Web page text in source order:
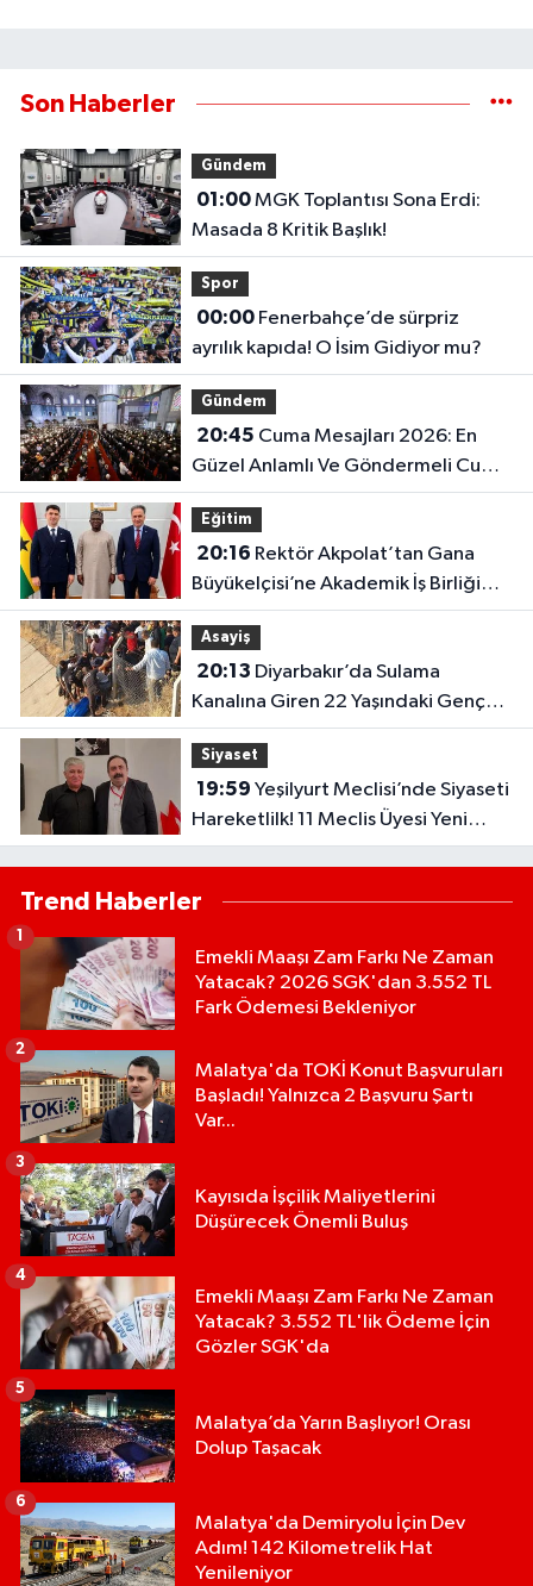
Son Haberler
Gündem
01:00MGK Toplantısı Sona Erdi:
Masada 8 Kritik Başlık!
Spor
00:00Fenerbahçe’de sürpriz
ayrılık kapıda! O İsim Gidiyor mu?
Gündem
20:45
Güzel Anlamlı Ve Göndermeli Cuma
Sözleri..
Eğitim
20:16
Büyükelçisi’ne Akademik İş Birliği
Ziyareti!
Asayiş
20:13
Kanalına Giren 22 Yaşındaki Genç
Hayatını Kaybetti!
Siyaset
19:59
Hareketlilk! 11 Meclis Üyesi Yeni
Parti’ye Katıldı..
Trend Haberler
Emekli Maaşı Zam Farkı Ne Zaman
Yatacak? 2026 SGK'dan 3.552 TL
Fark Ödemesi Bekleniyor
1
Malatya'da TOKİ Konut Başvuruları
Başladı! Yalnızca 2 Başvuru Şartı
Var...
2
Kayısıda İşçilik Maliyetlerini
Düşürecek Önemli Buluş
3
Emekli Maaşı Zam Farkı Ne Zaman
Yatacak? 3.552 TL'lik Ödeme İçin
Gözler SGK'da
4
Malatya’da Yarın Başlıyor! Orası
Dolup Taşacak
5
Malatya'da Demiryolu İçin Dev
Adım! 142 Kilometrelik Hat
Yenileniyor
6